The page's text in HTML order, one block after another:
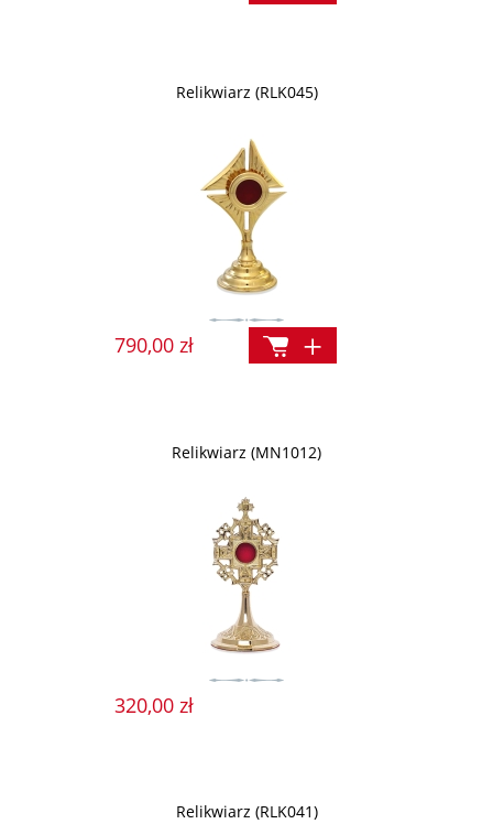
Relikwiarz (RLK045)
790,00 zł
Relikwiarz (MN1012)
320,00 zł
Relikwiarz (RLK041)